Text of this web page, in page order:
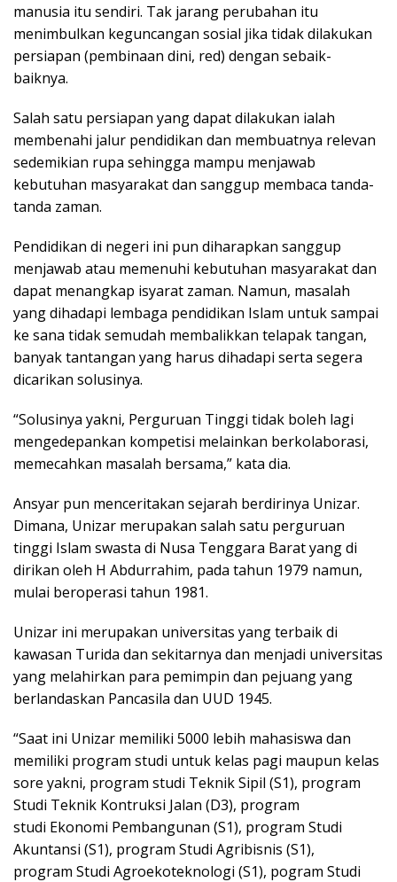
manusia itu sendiri. Tak jarang perubahan itu
menimbulkan keguncangan sosial jika tidak dilakukan
persiapan (pembinaan dini, red) dengan sebaik-
baiknya.
Salah satu persiapan yang dapat dilakukan ialah
membenahi jalur pendidikan dan membuatnya relevan
sedemikian rupa sehingga mampu menjawab
kebutuhan masyarakat dan sanggup membaca tanda-
tanda zaman.
Pendidikan di negeri ini pun diharapkan sanggup
menjawab atau memenuhi kebutuhan masyarakat dan
dapat menangkap isyarat zaman. Namun, masalah
yang dihadapi lembaga pendidikan Islam untuk sampai
ke sana tidak semudah membalikkan telapak tangan,
banyak tantangan yang harus dihadapi serta segera
dicarikan solusinya.
“Solusinya yakni, Perguruan Tinggi tidak boleh lagi
mengedepankan kompetisi melainkan berkolaborasi,
memecahkan masalah bersama,” kata dia.
Ansyar pun menceritakan sejarah berdirinya Unizar.
Dimana, Unizar merupakan salah satu perguruan
tinggi Islam swasta di Nusa Tenggara Barat yang di
dirikan oleh H Abdurrahim, pada tahun 1979 namun,
mulai beroperasi tahun 1981.
Unizar ini merupakan universitas yang terbaik di
kawasan Turida dan sekitarnya dan menjadi universitas
yang melahirkan para pemimpin dan pejuang yang
berlandaskan Pancasila dan UUD 1945.
“Saat ini Unizar memiliki 5000 lebih mahasiswa dan
memiliki program studi untuk kelas pagi maupun kelas
sore yakni, program studi Teknik Sipil (S1), program
Studi Teknik Kontruksi Jalan (D3), program
studi Ekonomi Pembangunan (S1), program Studi
Akuntansi (S1), program Studi Agribisnis (S1),
program Studi Agroekoteknologi (S1), pogram Studi